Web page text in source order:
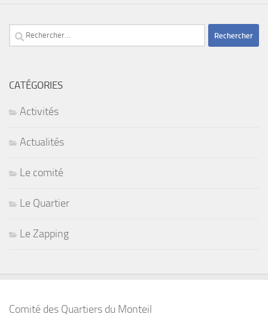
Rechercher :
CATÉGORIES
Activités
Actualités
Le comité
Le Quartier
Le Zapping
Comité des Quartiers du Monteil